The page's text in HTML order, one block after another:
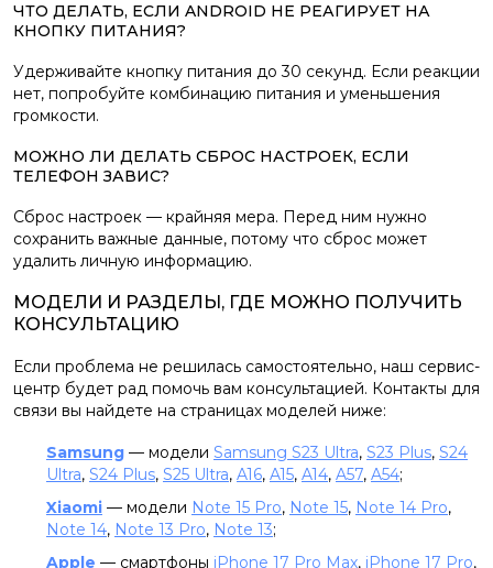
ЧТО ДЕЛАТЬ, ЕСЛИ ANDROID НЕ РЕАГИРУЕТ НА
КНОПКУ ПИТАНИЯ?
Удерживайте кнопку питания до 30 секунд. Если реакции
нет, попробуйте комбинацию питания и уменьшения
громкости.
МОЖНО ЛИ ДЕЛАТЬ СБРОС НАСТРОЕК, ЕСЛИ
ТЕЛЕФОН ЗАВИС?
Сброс настроек — крайняя мера. Перед ним нужно
сохранить важные данные, потому что сброс может
удалить личную информацию.
МОДЕЛИ И РАЗДЕЛЫ, ГДЕ МОЖНО ПОЛУЧИТЬ
КОНСУЛЬТАЦИЮ
Если проблема не решилась самостоятельно, наш сервис-
центр будет рад помочь вам консультацией. Контакты для
связи вы найдете на страницах моделей ниже:
Samsung — модели Samsung S23 Ultra, S23 Plus, S24
Ultra, S24 Plus, S25 Ultra, A16, A15, A14, A57, A54;
Xiaomi — модели Note 15 Pro, Note 15, Note 14 Pro,
Note 14, Note 13 Pro, Note 13;
Apple — смартфоны iPhone 17 Pro Max, iPhone 17 Pro,